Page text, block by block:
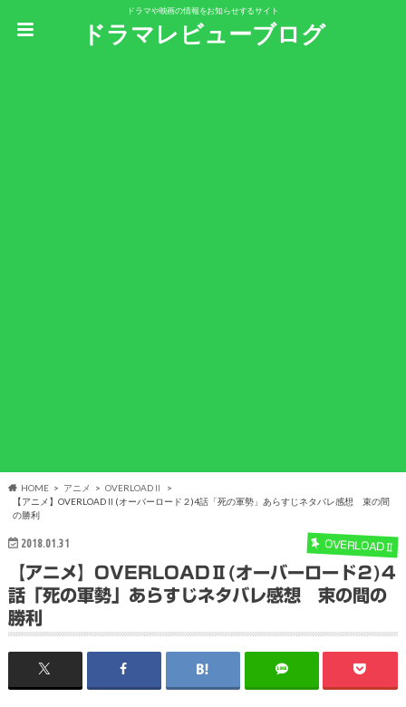
ドラマや映画の情報をお知らせするサイト
ドラマレビューブログ
HOME アニメ
OVERLOADⅡ
【アニメ】OVERLOADⅡ(オーバーロード２)4話「死の軍勢」あらすじネタバレ感想 束の間
の勝利
2018.01.31 OVERLOADⅡ
【アニメ】OVERLOADⅡ(オーバーロード２)4
話「死の軍勢」あらすじネタバレ感想 束の間の
勝利